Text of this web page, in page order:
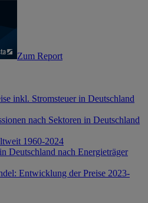
Zum Report
inkl. Stromsteuer in Deutschland
nach Sektoren in Deutschland
1960-2024
Deutschland nach Energieträger
Entwicklung der Preise 2023-